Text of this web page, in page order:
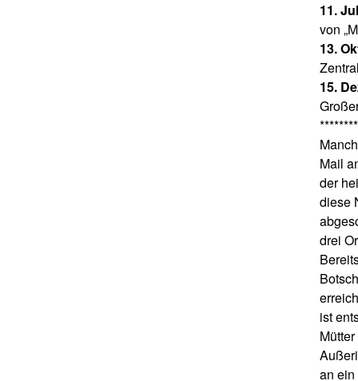
11.
von
13.
15.
Mail
der
diese
drei
ist
an